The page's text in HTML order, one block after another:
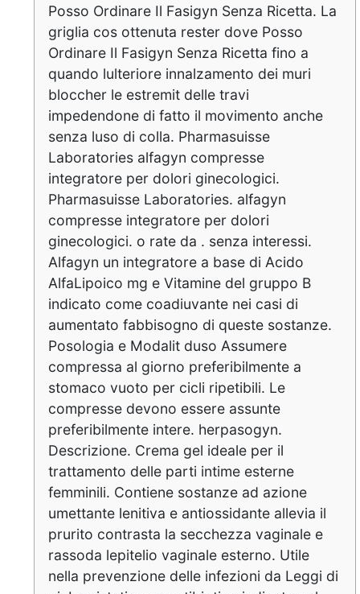
Posso Ordinare Il Fasigyn Senza Ricetta. La
griglia cos ottenuta rester dove Posso
Ordinare Il Fasigyn Senza Ricetta fino a
quando lulteriore innalzamento dei muri
bloccher le estremit delle travi
impedendone di fatto il movimento anche
senza luso di colla. Pharmasuisse
Laboratories alfagyn compresse
integratore per dolori ginecologici.
Pharmasuisse Laboratories. alfagyn
compresse integratore per dolori
ginecologici. o rate da . senza interessi.
Alfagyn un integratore a base di Acido
AlfaLipoico mg e Vitamine del gruppo B
indicato come coadiuvante nei casi di
aumentato fabbisogno di queste sostanze.
Posologia e Modalit duso Assumere
compressa al giorno preferibilmente a
stomaco vuoto per cicli ripetibili. Le
compresse devono essere assunte
preferibilmente intere. herpasogyn.
Descrizione. Crema gel ideale per il
trattamento delle parti intime esterne
femminili. Contiene sostanze ad azione
umettante lenitiva e antiossidante allevia il
prurito contrasta la secchezza vaginale e
rassoda lepitelio vaginale esterno. Utile
nella prevenzione delle infezioni da Leggi di